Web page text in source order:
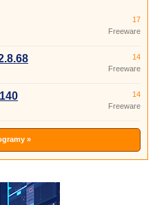
17
Freeware
14
Freeware
14
Freeware
»